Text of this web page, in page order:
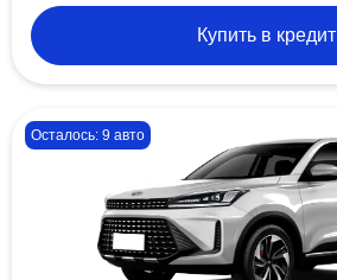
Купить в кредит
Осталось: 9 авто